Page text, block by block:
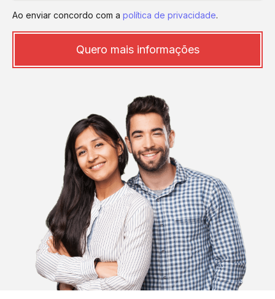
Ao enviar concordo com a política de privacidade.
Quero mais informações